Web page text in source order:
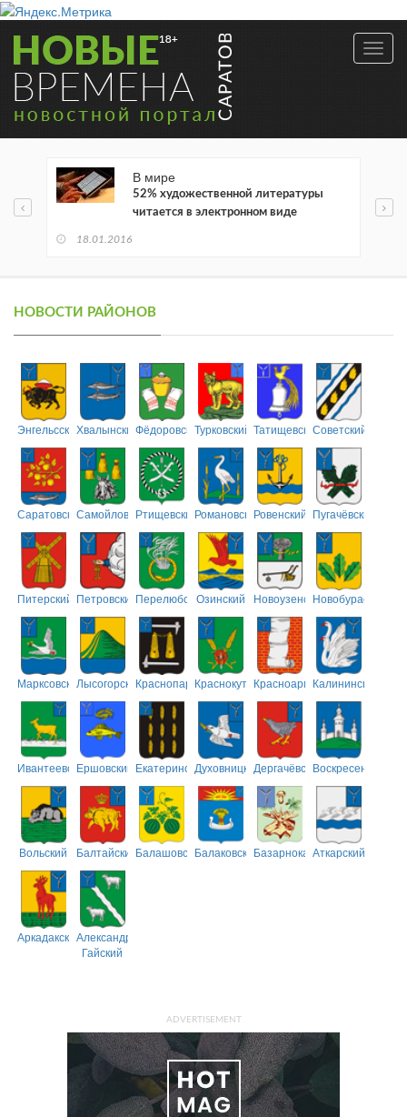
В мире
52% художественной литературы
читается в электронном виде
18.01.2016
НОВОСТИ РАЙОНОВ
ЭнгельсскийХвалынскийФёдоровскийТурковский ТатищевскийСоветский
СаратовскийСамойловскийРтищевскийРомановскийРовенский Пугачёвский
Питерский ПетровскийПерелюбскийОзинский НовоузенскийНовобурасский
МарксовскийЛысогорскийКраснопартизанский
КраснокутскийКрасноармейский
Калининский
ИвантеевскийЕршовский ЕкатериновскийДуховницкийДергачёвскийВоскресенский
Вольский БалтайскийБалашовскийБалаковскийБазарнокарабулакский
Аткарский
АркадакскийАлександрово-
Гайский
ADVERTISEMENT